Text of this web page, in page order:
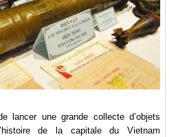
lancer une grande collecte d’objets
de la capitale du Vietnam